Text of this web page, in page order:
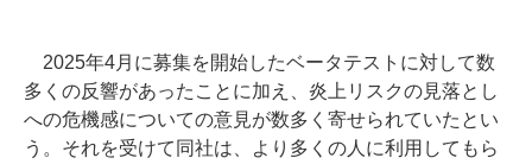
2025年4月に募集を開始したベータテストに対して数
多くの反響があったことに加え、炎上リスクの見落とし
への危機感についての意見が数多く寄せられていたとい
う。それを受けて同社は、より多くの人に利用してもら